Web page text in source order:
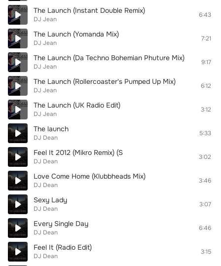
The Launch (Instant Double Remix)
DJ Jean
6:43
The Launch (Yomanda Mix)
DJ Jean
7:21
The Launch (Da Techno Bohemian Phuture Mix)
DJ Jean
9:17
The Launch (Rollercoaster's Pumped Up Mix)
DJ Jean
6:12
The Launch (UK Radio Edit)
DJ Jean
3:12
The launch
DJ Dean
5:33
Feel It 2012 (Mikro Remix) (S
DJ Dean
3:02
Love Come Home (Klubbheads Mix)
DJ Dean
3:46
Sexy Lady
DJ Dean
3:07
Every Single Day
DJ Dean
6:46
Feel It (Radio Edit)
DJ Dean
3:15